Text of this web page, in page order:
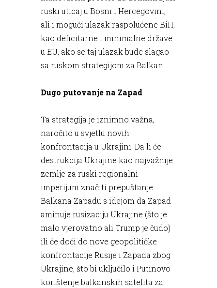
ruski uticaj u Bosni i Hercegovini,
ali i mogući ulazak raspolućene BiH,
kao deficitarne i minimalne države
u EU, ako se taj ulazak bude slagao
sa ruskom strategijom za Balkan.
Dugo putovanje na Zapad
Ta strategija je iznimno važna,
naročito u svjetlu novih
konfrontacija u Ukrajini. Da li će
destrukcija Ukrajine kao najvažnije
zemlje za ruski regionalni
imperijum značiti prepuštanje
Balkana Zapadu s idejom da Zapad
aminuje rusizaciju Ukrajine (što je
malo vjerovatno ali Trump je čudo)
ili će doći do nove geopolitičke
konfrontacije Rusije i Zapada zbog
Ukrajine, što bi uključilo i Putinovo
korištenje balkanskih satelita za